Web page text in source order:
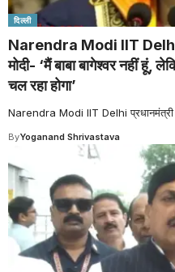
दिल्ली
Narendra Modi IIT Delhi:
मोदी- ‘मैं बाबा बागेश्वर नहीं
चल रहा होगा’
Narendra Modi IIT Delhi प्रधानमंत्री
ByYoganand Shrivastava